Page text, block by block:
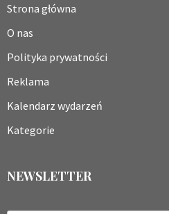
Strona główna
O nas
Polityka prywatności
Reklama
Kalendarz wydarzeń
Kategorie
NEWSLETTER